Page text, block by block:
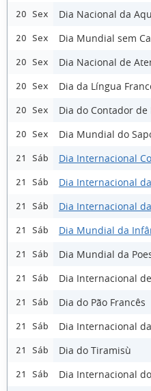
20 Sex Dia Nacional da
20 Sex Dia Mundial sem
20 Sex Dia Nacional de
20 Sex Dia da Língua
20 Sex Dia do Contador de
20 Sex Dia Mundial do
21 Sáb Dia Internacional
21 Sáb Dia Internacional
21 Sáb Dia Internacional
21 Sáb Dia Mundial da
21 Sáb Dia Mundial da
21 Sáb Dia Internacional
21 Sáb Dia do Pão Francês
21 Sáb Dia Internacional
21 Sáb Dia do Tiramisù
21 Sáb Dia Internacional